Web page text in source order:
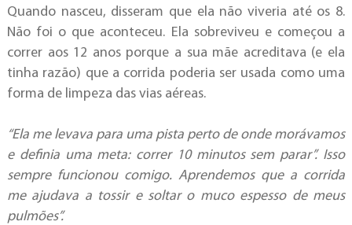
Quando nasceu, disseram que ela não viveria até os 8.
Não foi o que aconteceu. Ela sobreviveu e começou a
correr aos 12 anos porque a sua mãe acreditava (e ela
tinha razão) que a corrida poderia ser usada como uma
forma de limpeza das vias aéreas.
“Ela me levava para uma pista perto de onde morávamos
e definia uma meta: correr 10 minutos sem parar”. Isso
sempre funcionou comigo. Aprendemos que a corrida
me ajudava a tossir e soltar o muco espesso de meus
pulmões”.